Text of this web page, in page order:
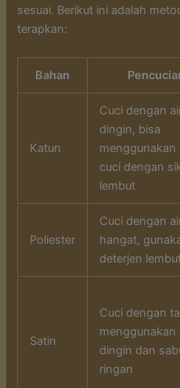
sesuai. Berikut ini adalah
terapkan:
Bahan
Katun
Cuci dengan
dingin, bisa
menggunakan
cuci dengan
lembut
Poliester
Cuci dengan
hangat,
deterjen
Satin
Cuci dengan
menggunakan
dingin dan
ringan